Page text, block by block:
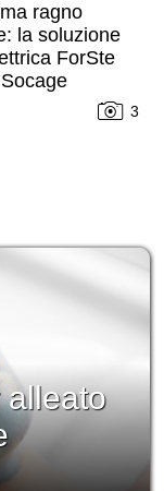
ragno
la soluzione
ForSte
3
alleato